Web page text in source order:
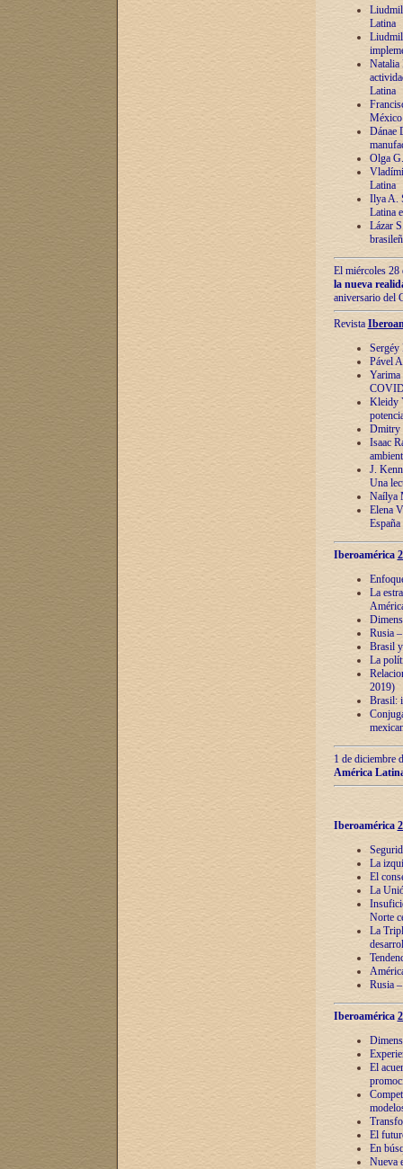
Latina
Natalia
Latina
México
Dánae
Olga
Latina
Ilya A.
Latina
Lázar
El miércoles 28
la nueva
aniversario del
Revista
Sergéy
Pável
Yarima
Kleidy
Dmitry
Isaac
J.
Una
Naílya
Elena
España
Iberoamérica
La
Rusia
Brasil
La
2019)
Brasil:
1 de diciembre
América
Iberoamérica
La
El
La
Norte
La
Rusia
Iberoamérica
El
El
En
Nueva